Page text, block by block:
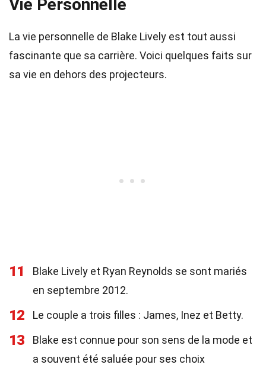
Vie Personnelle
La vie personnelle de Blake Lively est tout aussi
fascinante que sa carrière. Voici quelques faits sur
sa vie en dehors des projecteurs.
11
Blake Lively et Ryan Reynolds se sont mariés
en septembre 2012.
12 Le couple a trois filles : James, Inez et Betty.
13
Blake est connue pour son sens de la mode et
a souvent été saluée pour ses choix